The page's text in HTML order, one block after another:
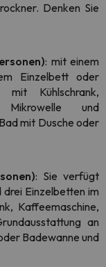
Denken Sie
: mit einem
Einzelbett oder
mit Kühlschrank,
Mikrowelle und
mit Dusche oder
: Sie verfügt
Einzelbetten im
Kaffeemaschine,
an
Badewanne und